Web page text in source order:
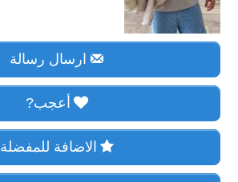
ارسال رسالة
أعجب?
الاضافة للمفضلة